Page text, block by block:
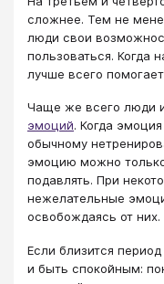
сложнее. Тем не
люди свои
пользоваться. Когда
лучше всего
Чаще же всего люди
эмоций. Когда
обычному
эмоцию можно
подавлять. При
нежелательные
освобождаясь от них.
Если близится
и быть спокойным: